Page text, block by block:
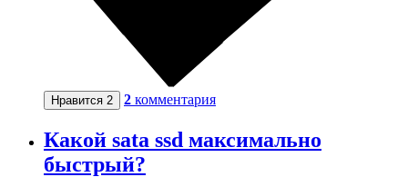
Нравится 2 2 комментария
Какой sata ssd максимально
быстрый?